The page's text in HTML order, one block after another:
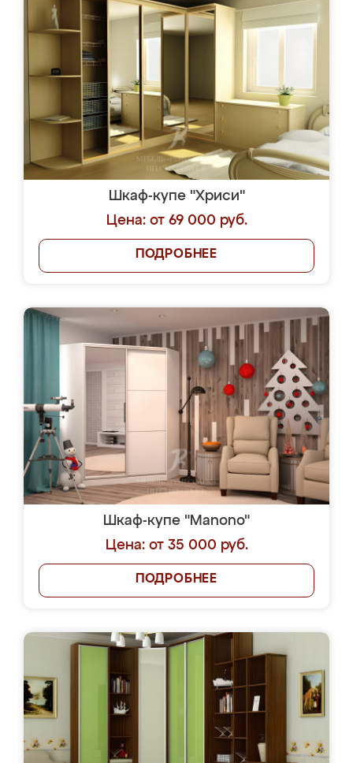
Шкаф-купе "Хриси"
Цена: от 69 000 руб.
ПОДРОБНЕЕ
Шкаф-купе "Manono"
Цена: от 35 000 руб.
ПОДРОБНЕЕ